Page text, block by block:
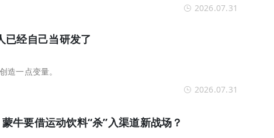
2026.07.31
已经自己当研发了
造一点变量。
2026.07.31
牛要借运动饮料“杀”入渠道新战场？